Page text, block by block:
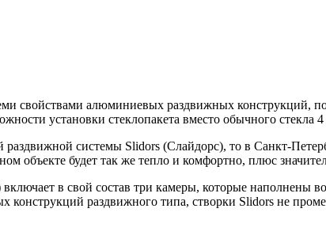
свойствами алюминиевых раздвижных конструкций,
установки стеклопакета вместо обычного стекла
системы Slidors (Слайдорс), то в Санкт-
будет так же тепло и комфортно, плюс
в свой состав три камеры, которые наполнены
раздвижного типа, створки Slidors не